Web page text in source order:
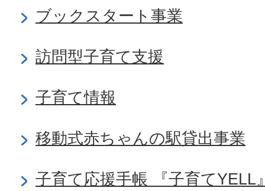
ブックスタート事業
訪問型子育て支援
子育て情報
移動式赤ちゃんの駅貸出事業
子育て応援手帳 『子育てYELL